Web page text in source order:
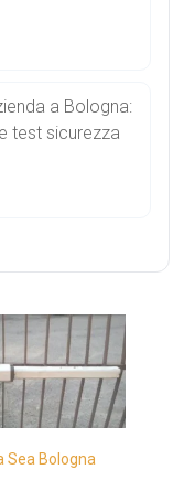
a Bologna:
test sicurezza
Sea Bologna